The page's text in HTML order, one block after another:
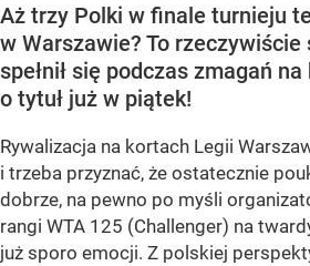
Aż trzy Polki w finale turnieju
w Warszawie? To
spełnił się podczas zmagań
o tytuł już w piątek!
Rywalizacja na kortach Legii
i trzeba przyznać, że ostatecznie
dobrze, na pewno po myśli
rangi WTA 125 (Challenger) na
już sporo emocji. Z polskiej